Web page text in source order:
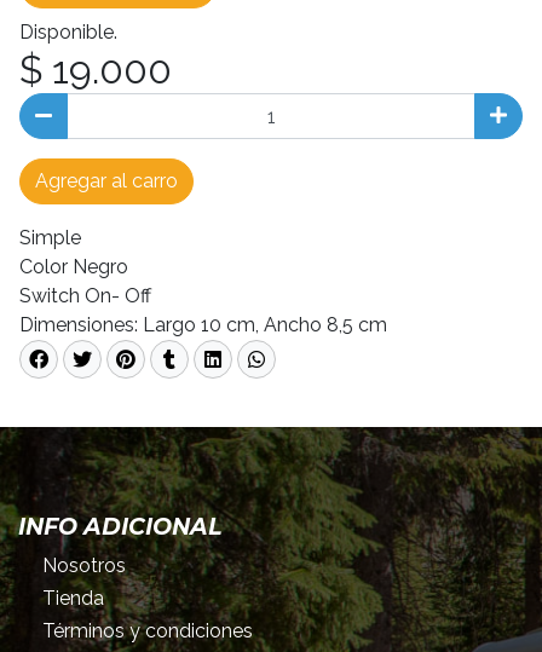
Disponible.
$ 19.000
Agregar al carro
Simple
Color Negro
Switch On- Off
Dimensiones: Largo 10 cm, Ancho 8,5 cm
INFO ADICIONAL
Nosotros
Tienda
Términos y condiciones